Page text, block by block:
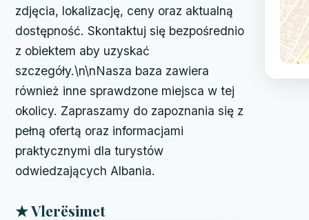
zdjęcia, lokalizację, ceny oraz aktualną
dostępność. Skontaktuj się bezpośrednio
z obiektem aby uzyskać
szczegóły.\n\nNasza baza zawiera
również inne sprawdzone miejsca w tej
okolicy. Zapraszamy do zapoznania się z
pełną ofertą oraz informacjami
praktycznymi dla turystów
odwiedzających Albania.
★ Vlerësimet